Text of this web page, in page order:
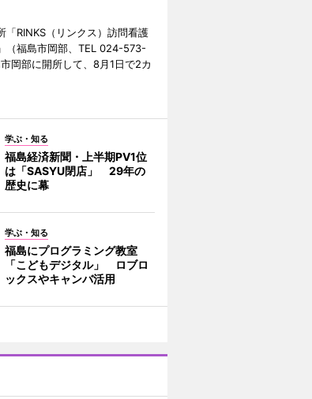
「RINKS（リンクス）訪問看護
（福島市岡部、TEL 024-573-
岡部に開所して、8月1日で2カ
学ぶ・知る
福島経済新聞・上半期PV1位
は「SASYU閉店」 29年の
歴史に幕
学ぶ・知る
福島にプログラミング教室
「こどもデジタル」 ロブロ
ックスやキャンバ活用